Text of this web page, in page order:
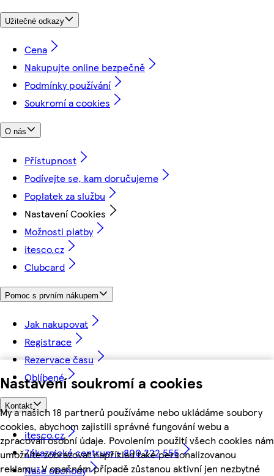
Nastavení soukromí a cookies
My a našich 18 partnerů používáme nebo ukládáme soubory
cookies, abychom zajistili správné fungování webu a
zpracovali osobní údaje. Povolením použití všech cookies nám
umožníte zobrazovat například také personalizovanou
reklamu. V opačném případě zůstanou aktivní jen nezbytné
Užitečné odkazy
Cena
Nakupujte online bezpečně
Podmínky používání
Soukromí a cookies
O nás
Přístupnost
Podívejte se, kam doručujeme
Poplatek za službu
Nastavení Cookies
Možnosti platby
itesco.cz
Clubcard
Pomoc s prvním nákupem
Jak nakupovat
Registrace
Rezervace času
Oblíbené
Kontakt
itesco.cz
Zákaznické centrum - 800 222 555
Naše obchody